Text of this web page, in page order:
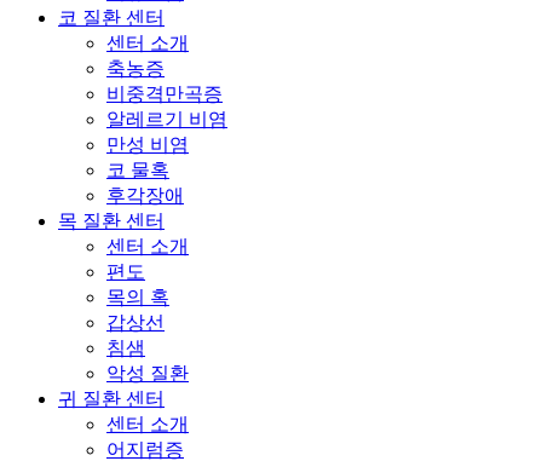
코 질환 센터
센터 소개
축농증
비중격만곡증
알레르기 비염
만성 비염
코 물혹
후각장애
목 질환 센터
센터 소개
편도
목의 혹
갑상선
침샘
악성 질환
귀 질환 센터
센터 소개
어지럼증